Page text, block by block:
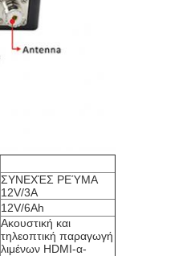
ΣΥΝΕΧΈΣ ΡΕΎΜΑ
12V/3A
12V/6Ah
Ακουστική και
τηλεοπτική παραγωγή
λιμένων HDMI-α-